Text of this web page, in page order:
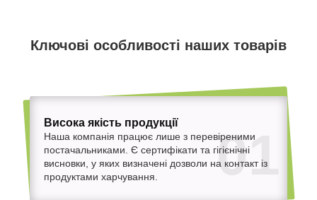
Ключові особливості наших товарів
01
Висока якість продукції
Наша компанія працює лише з перевіреними
постачальниками. Є сертифікати та гігієнічні
висновки, у яких визначені дозволи на контакт із
продуктами харчування.